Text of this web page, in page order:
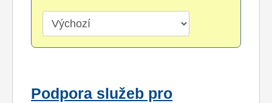
Podpora služeb pro